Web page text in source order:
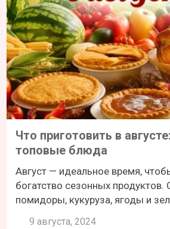
Что приготовить в
топовые блюда
Август — идеальное время,
богатство сезонных продуктов.
помидоры, кукуруза, ягоды и
9 августа, 2024